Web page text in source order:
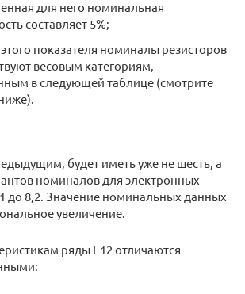
для него номинальная
составляет 5%;
показателя номиналы резисторов
весовым категориям,
в следующей таблице (смотрите
будет иметь уже не шесть, а
номиналов для электронных
до 8,2. Значение номинальных данных
увеличение.
ряды Е12 отличаются